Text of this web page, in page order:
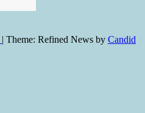
| Theme: Refined News by Candid